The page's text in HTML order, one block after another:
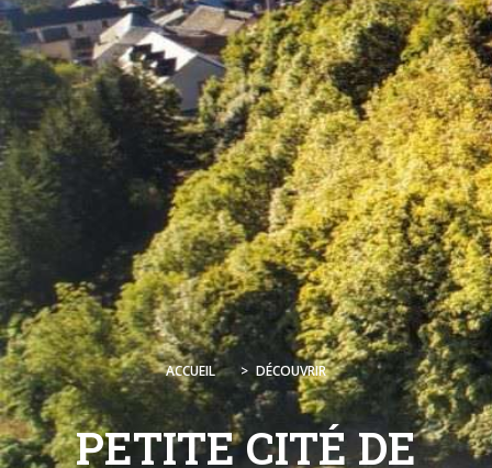
ACCUEIL > DÉCOUVRIR
PETITE CITÉ DE